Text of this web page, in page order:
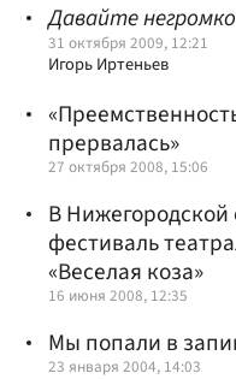
Давайте негромко
31 октября 2009, 12:21
Игорь Иртеньев
прервалась»
27 октября 2008, 15:06
В Нижегородской
фестиваль
«Веселая коза»
16 июня 2008, 12:35
Мы попали в
23 января 2004, 14:03